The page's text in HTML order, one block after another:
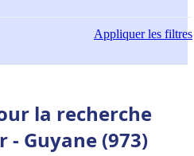
Appliquerles filtres
la recherche
- Guyane (973)